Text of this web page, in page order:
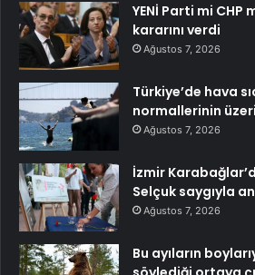
YENİ Parti mi CHP
kararını verdi
Ağustos 7, 2026
Türkiye’de hava
normallerinin
Ağustos 7, 2026
İzmir
Selçuk saygıyla
Ağustos 7, 2026
Bu ayıların